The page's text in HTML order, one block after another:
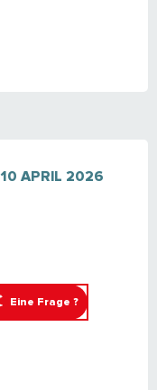
Eine Frage ?
10 APRIL 2026
10 APRIL 2026